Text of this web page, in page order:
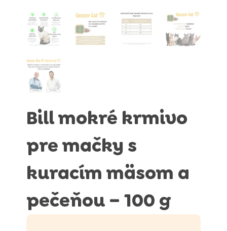
Bill mokré krmivo
pre mačky s
kuracím mäsom a
pečeňou – 100 g